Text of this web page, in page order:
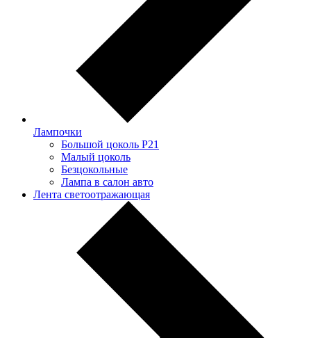
Лампочки
Большой цоколь P21
Малый цоколь
Безцокольные
Лампа в салон авто
Лента светоотражающая